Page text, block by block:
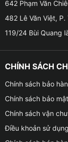
642 Phạm Văn
482 Lê Văn Việt,
119/24 Bùi Quang
CHÍNH SÁCH
Chính sách bảo
Chính sách bảo mật
Chính sách vận
Điều khoản sử dụng